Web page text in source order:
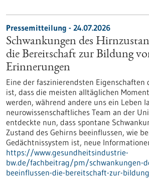
Pressemitteilung - 24.07.2026
Schwankungen des
die Bereitschaft zur Bildung
Erinnerungen
Eine der faszinierendsten Eigenschaften
ist, dass die meisten alltäglichen
werden, während andere uns ein Leben
neurowissenschaftliches Team an der
entdeckte nun, dass spontane
Zustand des Gehirns beeinflussen, wie
Gedächtnissystem ist, neue
https://www.gesundheitsindustrie-
bw.de/fachbeitrag/pm/schwankungen-
beeinflussen-die-bereitschaft-zur-